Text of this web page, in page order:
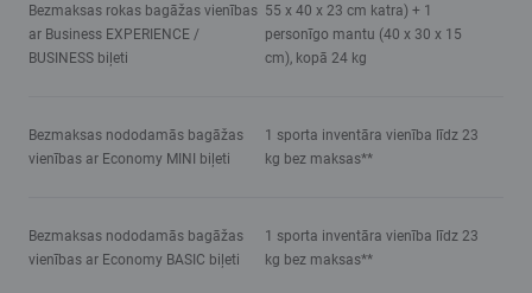
Bezmaksas rokas bagāžas vienības
ar Business EXPERIENCE /
BUSINESS biļeti
55 x 40 x 23 cm katra) + 1
personīgo mantu (40 x 30 x 15
cm), kopā 24 kg
Bezmaksas nododamās bagāžas
vienības ar Economy MINI biļeti
1 sporta inventāra vienība līdz 23
kg bez maksas**
Bezmaksas nododamās bagāžas
vienības ar Economy BASIC biļeti
1 sporta inventāra vienība līdz 23
kg bez maksas**